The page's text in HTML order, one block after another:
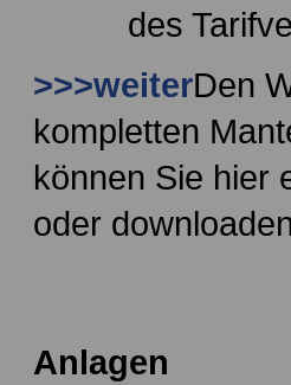
des
>>>weiterDen
kompletten
können Sie hier
oder
Anlagen